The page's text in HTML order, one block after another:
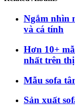
Ngắm nhìn
và cá tính
Hơn 10+
nhất trên
Mẫu sofa
Sản xuất